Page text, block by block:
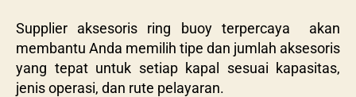
Supplier aksesoris ring buoy terpercaya akan
membantu Anda memilih tipe dan jumlah aksesoris
yang tepat untuk setiap kapal sesuai kapasitas,
jenis operasi, dan rute pelayaran.